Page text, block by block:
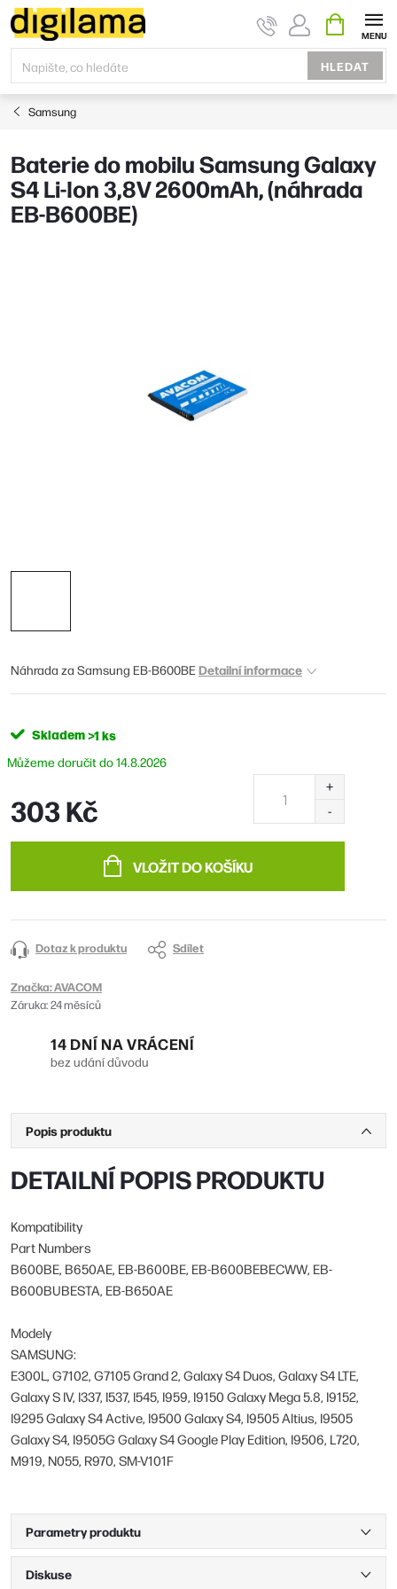
Přejít
na
obsah
HLEDAT
KOŠÍK
Samsung
Baterie do mobilu Samsung Galaxy
S4 Li-Ion 3,8V 2600mAh, (náhrada
EB-B600BE)
Náhrada za Samsung EB-B600BE Detailní informace
Skladem>1 ks
14.8.2026
303 Kč
VLOŽIT DO KOŠÍKU
Dotaz k produktu Sdílet
Značka:AVACOM
Záruka:24 měsíců
14 DNÍ NA VRÁCENÍ
bez udání důvodu
Popis produktu
DETAILNÍ POPIS PRODUKTU
Kompatibility
Part Numbers
B600BE, B650AE, EB-B600BE, EB-B600BEBECWW, EB-
B600BUBESTA, EB-B650AE
Modely
SAMSUNG:
E300L, G7102, G7105 Grand 2, Galaxy S4 Duos, Galaxy S4 LTE,
Galaxy S IV, I337, I537, I545, I959, I9150 Galaxy Mega 5.8, I9152,
I9295 Galaxy S4 Active, I9500 Galaxy S4, I9505 Altius, I9505
Galaxy S4, I9505G Galaxy S4 Google Play Edition, I9506, L720,
M919, N055, R970, SM-V101F
Parametry produktu
Diskuse